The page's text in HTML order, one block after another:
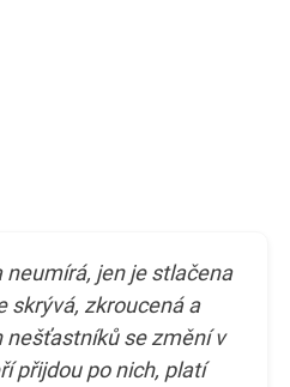
neumírá, jen je stlačena
skrývá, zkroucená a
nešťastníků se změní v
přijdou po nich, platí